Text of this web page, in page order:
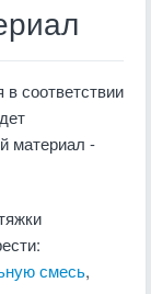
соответствии
материал -
смесь,